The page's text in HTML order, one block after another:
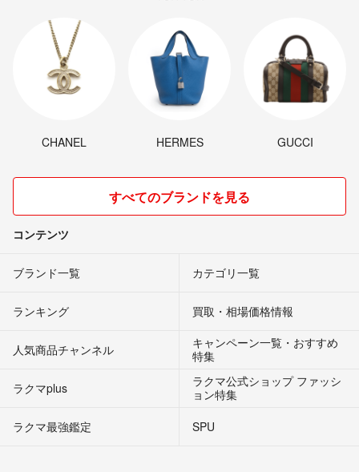
CHANEL HERMES GUCCI
すべてのブランドを見る
コンテンツ
ブランド一覧 カテゴリ一覧
ランキング 買取・相場価格情報
人気商品チャンネル
キャンペーン一覧・おすすめ
特集
ラクマplus
ラクマ公式ショップ ファッシ
ョン特集
ラクマ最強鑑定
SPU